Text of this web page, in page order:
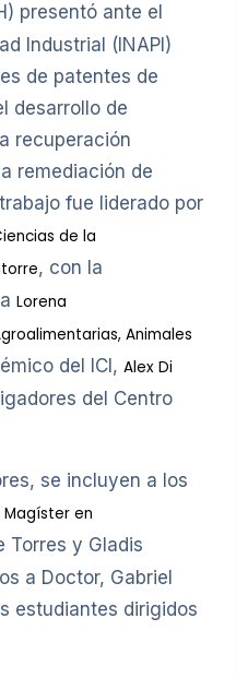
presentó ante el
Industrial (INAPI)
de patentes de
desarrollo de
recuperación
remediación de
fue liderado por
de la
, con la
Lorena
Animales
del ICI, Alex Di
del Centro
se incluyen a los
Magíster en
Torres y Gladis
a Doctor, Gabriel
estudiantes dirigidos